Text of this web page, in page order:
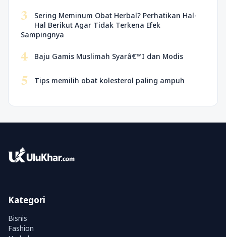
3
Sering Meminum Obat Herbal? Perhatikan Hal-
Hal Berikut Agar Tidak Terkena Efek
Sampingnya
4 Baju Gamis Muslimah Syarâ€™I dan Modis
5 Tips memilih obat kolesterol paling ampuh
Kategori
Bisnis
Fashion